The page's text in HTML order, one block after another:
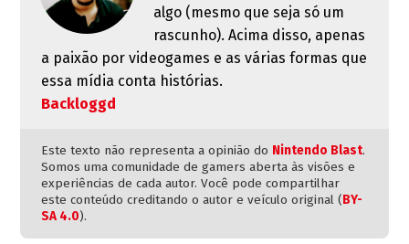
algo (mesmo que seja só um
rascunho). Acima disso, apenas
a paixão por videogames e as várias formas que
essa mídia conta histórias.
Backloggd
Este texto não representa a opinião do Nintendo Blast.
Somos uma comunidade de gamers aberta às visões e
experiências de cada autor. Você pode compartilhar
este conteúdo creditando o autor e veículo original (BY-
SA 4.0).